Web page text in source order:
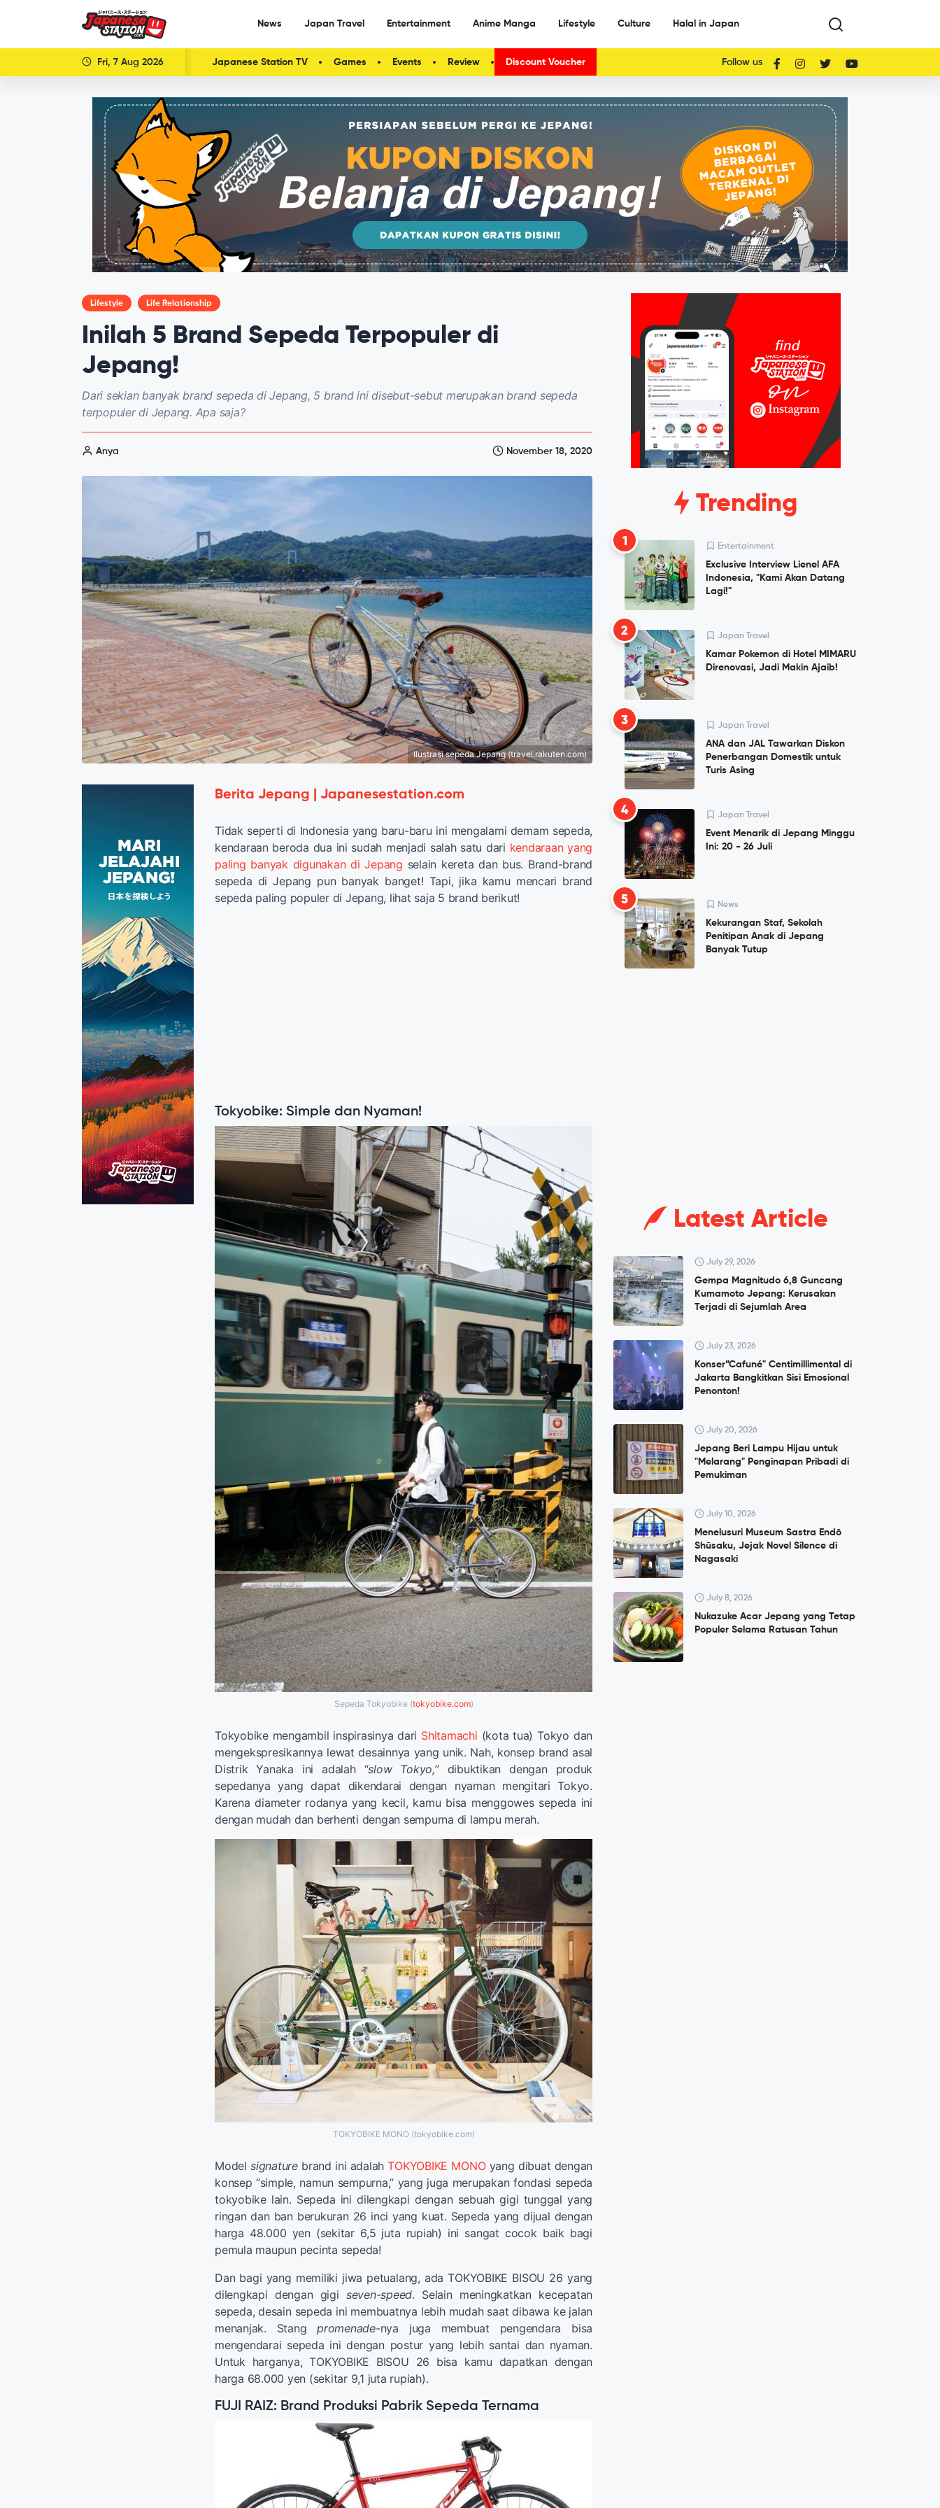
News Japan Travel Entertainment Anime Manga Lifestyle Culture Halal in Japan
Fri, 7 Aug 2026 Japanese Station TV Games Events Review Discount Voucher Follow us
Lifestyle Life Relationship
Inilah 5 Brand Sepeda Terpopuler di
Jepang!
Dari sekian banyak brand sepeda di Jepang, 5 brand ini disebut-sebut merupakan brand sepeda
terpopuler di Jepang. Apa saja?
Anya November 18, 2020
Ilustrasi sepeda Jepang (travel.rakuten.com)
Berita Jepang | Japanesestation.com
Tidak seperti di Indonesia yang baru-baru ini mengalami demam sepeda,
kendaraan beroda dua ini sudah menjadi salah satu dari kendaraan yang
paling banyak digunakan di Jepang selain kereta dan bus. Brand-brand
sepeda di Jepang pun banyak banget! Tapi, jika kamu mencari brand
sepeda paling populer di Jepang, lihat saja 5 brand berikut!
Tokyobike: Simple dan Nyaman!
Sepeda Tokyobike (tokyobike.com)
Tokyobike mengambil inspirasinya dari Shitamachi (kota tua) Tokyo dan
mengekspresikannya lewat desainnya yang unik. Nah, konsep brand asal
Distrik Yanaka ini adalah “slow Tokyo,” dibuktikan dengan produk
sepedanya yang dapat dikendarai dengan nyaman mengitari Tokyo.
Karena diameter rodanya yang kecil, kamu bisa menggowes sepeda ini
dengan mudah dan berhenti dengan sempurna di lampu merah.
TOKYOBIKE MONO (tokyobike.com)
Model signaturebrand ini adalahTOKYOBIKE MONOyang dibuat dengan
konsep “simple, namun sempurna,” yang juga merupakan fondasi sepeda
tokyobike lain. Sepeda ini dilengkapi dengan sebuah gigi tunggal yang
ringan dan ban berukuran 26 inci yang kuat. Sepeda yang dijual dengan
harga 48.000 yen (sekitar 6,5 juta rupiah) ini sangat cocok baik bagi
pemula maupun pecinta sepeda!
Dan bagi yang memiliki jiwa petualang, ada TOKYOBIKE BISOU 26 yang
dilengkapi dengan gigi seven-speed. Selain meningkatkan kecepatan
sepeda, desain sepeda ini membuatnya lebih mudah saat dibawa ke jalan
menanjak. Stangpromenade-nya juga membuat pengendara bisa
mengendarai sepeda ini dengan postur yang lebih santai dan nyaman.
Untuk harganya, TOKYOBIKE BISOU 26 bisa kamu dapatkan dengan
harga 68.000 yen (sekitar 9,1 juta rupiah).
FUJI RAIZ: Brand Produksi Pabrik Sepeda Ternama
Trending
1 Entertainment
Exclusive Interview Lienel AFA
Indonesia, "Kami Akan Datang
Lagi!"
2 Japan Travel
Kamar Pokemon di Hotel MIMARU
Direnovasi, Jadi Makin Ajaib!
3 Japan Travel
ANA dan JAL Tawarkan Diskon
Penerbangan Domestik untuk
Turis Asing
4 Japan Travel
Event Menarik di Jepang Minggu
Ini: 20 - 26 Juli
5 News
Kekurangan Staf, Sekolah
Penitipan Anak di Jepang
Banyak Tutup
Latest Article
July 29, 2026
Gempa Magnitudo 6,8 Guncang
Kumamoto Jepang: Kerusakan
Terjadi di Sejumlah Area
July 23, 2026
Konser”Cafuné" Centimillimental di
Jakarta Bangkitkan Sisi Emosional
Penonton!
July 20, 2026
Jepang Beri Lampu Hijau untuk
"Melarang" Penginapan Pribadi di
Pemukiman
July 10, 2026
Menelusuri Museum Sastra Endō
Shūsaku, Jejak Novel Silence di
Nagasaki
July 8, 2026
Nukazuke Acar Jepang yang Tetap
Populer Selama Ratusan Tahun